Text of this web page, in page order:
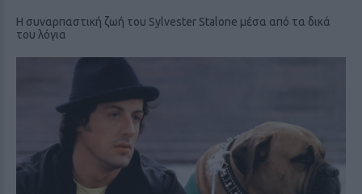
Η συναρπαστική ζωή του Sylvester Stalone μέσα από τα δικά
του λόγια